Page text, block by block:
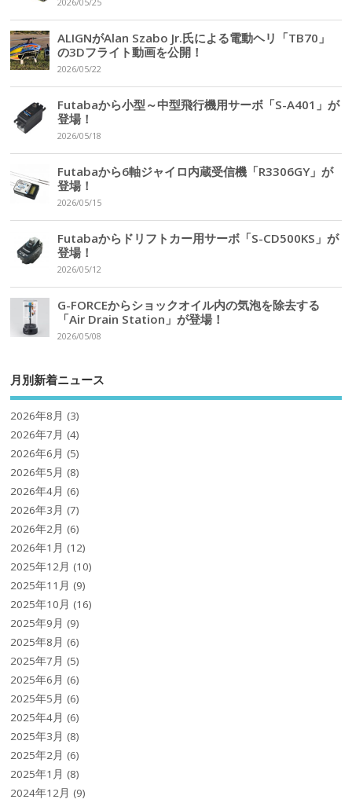
2026/05/25
ALIGNがAlan Szabo Jr.氏による電動ヘリ「TB70」
の3Dフライト動画を公開！
2026/05/22
Futabaから小型～中型飛行機用サーボ「S-A401」が
登場！
2026/05/18
Futabaから6軸ジャイロ内蔵受信機「R3306GY」が
登場！
2026/05/15
Futabaからドリフトカー用サーボ「S-CD500KS」が
登場！
2026/05/12
G-FORCEからショックオイル内の気泡を除去する
「Air Drain Station」が登場！
2026/05/08
月別新着ニュース
2026年8月 (3)
2026年7月 (4)
2026年6月 (5)
2026年5月 (8)
2026年4月 (6)
2026年3月 (7)
2026年2月 (6)
2026年1月 (12)
2025年12月 (10)
2025年11月 (9)
2025年10月 (16)
2025年9月 (9)
2025年8月 (6)
2025年7月 (5)
2025年6月 (6)
2025年5月 (6)
2025年4月 (6)
2025年3月 (8)
2025年2月 (6)
2025年1月 (8)
2024年12月 (9)